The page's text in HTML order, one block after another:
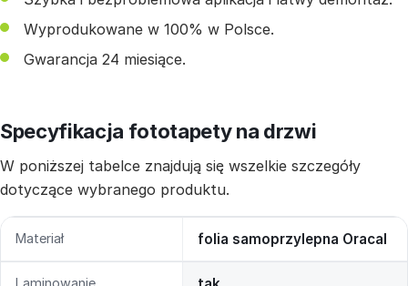
Wyprodukowane w 100% w Polsce.
Gwarancja 24 miesiące.
Specyfikacja fototapety na drzwi
W poniższej tabelce znajdują się wszelkie szczegóły
dotyczące wybranego produktu.
Materiał folia samoprzylepna Oracal
Laminowanie